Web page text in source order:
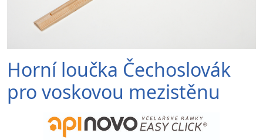
Horní loučka Čechoslovák
pro voskovou mezistěnu